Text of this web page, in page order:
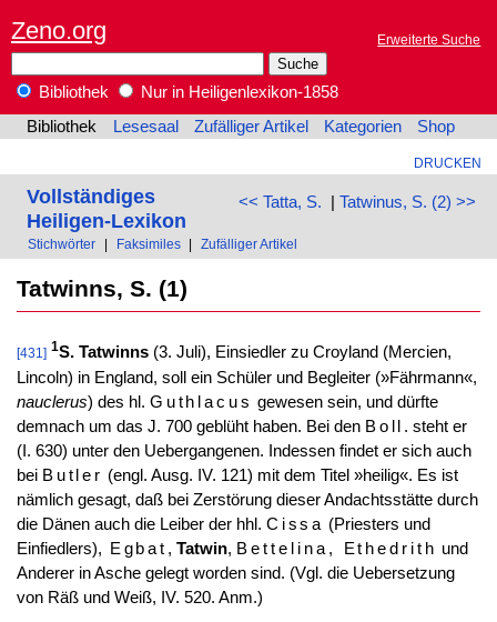
Zeno.org Erweiterte Suche
Bibliothek
Nur in Heiligenlexikon-1858
Bibliothek
Lesesaal Zufälliger Artikel Kategorien Shop
DRUCKEN
<< Tatta, S. | Tatwinus, S. (2) >>
Vollständiges
Heiligen-Lexikon
Stichwörter Faksimiles Zufälliger Artikel
Tatwinns, S. (1)
[431] 1S. Tatwinns(3. Juli), Einsiedler zu Croyland (Mercien,
Lincoln) in England, soll ein Schüler und Begleiter (»Fährmann«,
nauclerus) des hl. Guthlacus gewesen sein, und dürfte
demnach um das J. 700 geblüht haben. Bei den Boll . steht er
(I. 630) unter den Uebergangenen. Indessen findet er sich auch
bei Butler (engl. Ausg. IV. 121) mit dem Titel »heilig«. Es ist
nämlich gesagt, daß bei Zerstörung dieser Andachtsstätte durch
die Dänen auch die Leiber der hhl. Cissa (Priesters und
Einfiedlers), Egbat ,Tatwin, Bettelina, Ethedrith und
Anderer in Asche gelegt worden sind. (Vgl. die Uebersetzung
von Räß und Weiß, IV. 520. Anm.)